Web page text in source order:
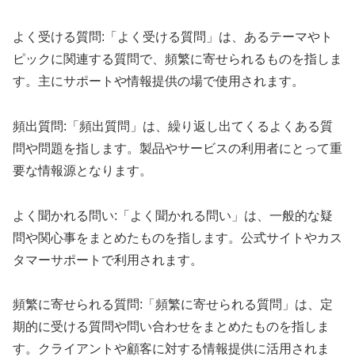
よく受ける質問:「よく受ける質問」は、あるテーマやト
ピックに関連する質問で、頻繁に寄せられるものを指しま
す。主にサポートや情報提供の場で使用されます。
頻出質問:「頻出質問」は、繰り返し出てくるよくある質
問や問題を指します。製品やサービスの利用者にとって重
要な情報源となります。
よく聞かれる問い:「よく聞かれる問い」は、一般的な疑
問や関心事をまとめたものを指します。公式サイトやカス
タマーサポートで利用されます。
頻繁に寄せられる質問:「頻繁に寄せられる質問」は、定
期的に受ける質問や問い合わせをまとめたものを指しま
す。クライアントや顧客に対する情報提供に活用されま